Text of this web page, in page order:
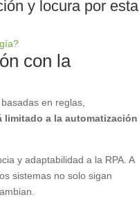
y locura por esta
con la
en reglas,
limitado a la automatización
y adaptabilidad a la RPA. A
sistemas no solo sigan